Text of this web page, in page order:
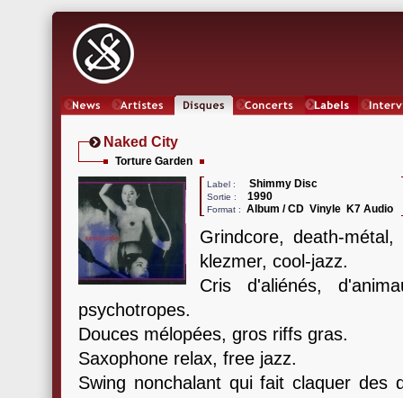
Naked City
Torture Garden
Label : Shimmy Disc
Sortie : 1990
Format : Album / CD Vinyle K7 Audio
Grindcore, death-
klezmer, cool-jazz.
Cris d'aliénés,
psychotropes.
Douces mélopées, gros riffs gras.
Saxophone relax, free jazz.
Swing nonchalant qui fait claquer des